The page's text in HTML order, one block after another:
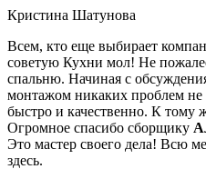
Кристина Шатунова
Всем, кто еще выбирает
советую Кухни мол! Не
спальню. Начиная с
монтажом никаких проблем
быстро и качественно. К тому
Огромное спасибо сборщику
Это мастер своего дела! Всю
здесь.